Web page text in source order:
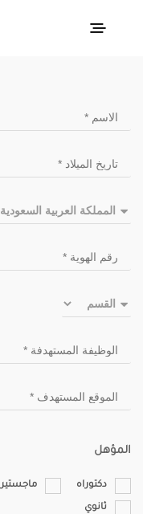
المؤهل
دكتوراه ماجستير
ثانوي